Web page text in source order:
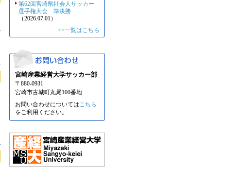
第62回宮崎県社会人サッカー
選手権大会 準決勝
（2026.07.01）
>>一覧はこちら
宮崎産業経営大学サッカー部
〒880-0931
宮崎市古城町丸尾100番地
お問い合わせについてはこちら
をご利用ください。